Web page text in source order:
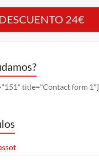
DESCUENTO 24€
title="Contact form 1"]